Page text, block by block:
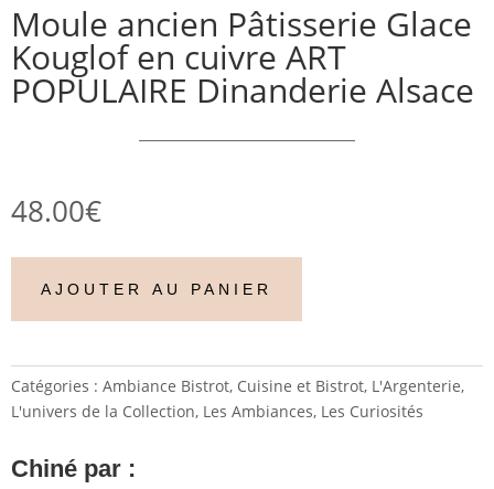
Moule ancien Pâtisserie Glace
Kouglof en cuivre ART
POPULAIRE Dinanderie Alsace
48.00€
AJOUTER AU PANIER
Catégories : Ambiance Bistrot, Cuisine et Bistrot, L'Argenterie,
L'univers de la Collection, Les Ambiances, Les Curiosités
Chiné par :